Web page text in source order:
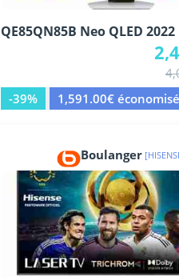
QE85QN85B Neo QLED 2022
-39%
1,591.00€ économisé
Boulanger